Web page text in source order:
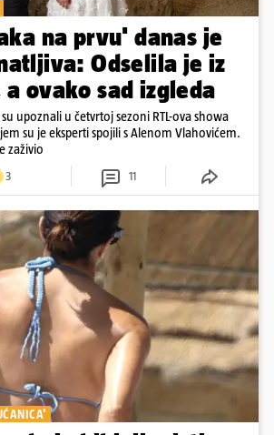
na prvu' danas je
Odselila je iz
ovako sad izgleda
upoznali u četvrtoj sezoni RTL-ova showa
su je eksperti spojili s Alenom Vlahovićem.
zaživio
3 11